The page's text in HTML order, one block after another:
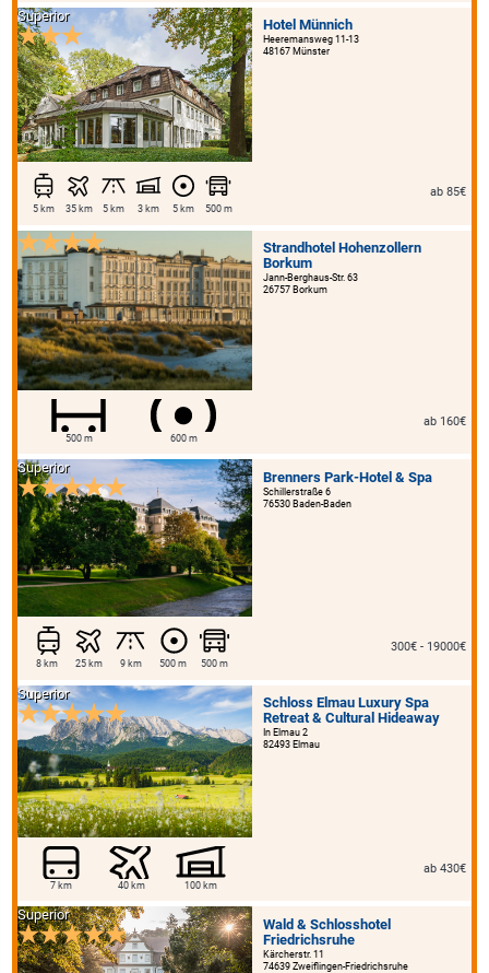
Hotel Münnich
Heeremansweg 11-13
48167 Münster
Superior
5 km 35 km 5 km 3 km 5 km 500 m
ab 85€
Strandhotel Hohenzollern
Borkum
Jann-Berghaus-Str. 63
26757 Borkum
500 m 600 m
ab 160€
Brenners Park-Hotel & Spa
Schillerstraße 6
76530 Baden-Baden
Superior
8 km 25 km 9 km 500 m 500 m
300€ - 19000€
Schloss Elmau Luxury Spa
Retreat & Cultural Hideaway
In Elmau 2
82493 Elmau
Superior
7 km 40 km 100 km
ab 430€
Wald & Schlosshotel
Friedrichsruhe
Kärcherstr. 11
74639 Zweiflingen-Friedrichsruhe
Superior